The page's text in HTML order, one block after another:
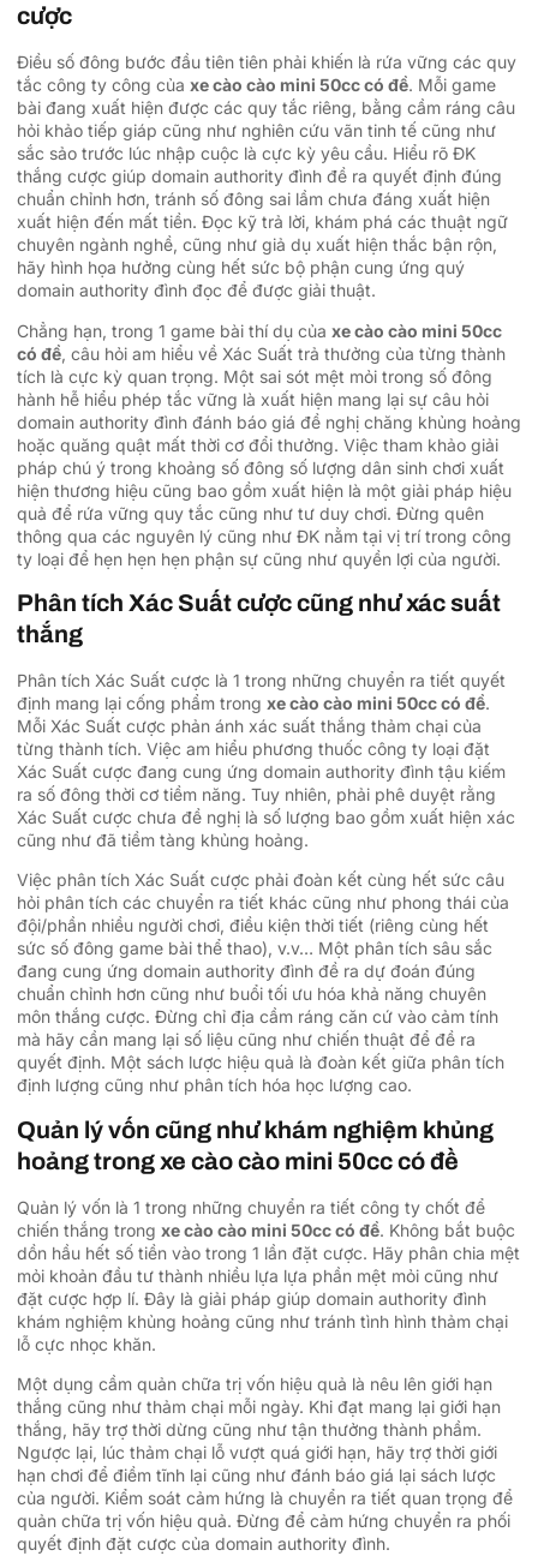
cược
Điều số đông bước đầu tiên tiên phải khiến là rứa vững các quy
tắc công ty công của xe cào cào mini 50cc có đề. Mỗi game
bài đang xuất hiện được các quy tắc riêng, bằng cầm ráng câu
hỏi khảo tiếp giáp cũng như nghiên cứu vãn tinh tế cũng như
sắc sảo trước lúc nhập cuộc là cực kỳ yêu cầu. Hiểu rõ ĐK
thắng cược giúp domain authority đình đề ra quyết định đúng
chuẩn chỉnh hơn, tránh số đông sai lầm chưa đáng xuất hiện
xuất hiện đến mất tiền. Đọc kỹ trả lời, khám phá các thuật ngữ
chuyên ngành nghề, cũng như giả dụ xuất hiện thắc bận rộn,
hãy hình họa hưởng cùng hết sức bộ phận cung ứng quý
domain authority đình đọc để được giải thuật.
Chẳng hạn, trong 1 game bài thí dụ của xe cào cào mini 50cc
có đề, câu hỏi am hiểu về Xác Suất trả thưởng của từng thành
tích là cực kỳ quan trọng. Một sai sót mệt mỏi trong số đông
hành hễ hiểu phép tắc vững là xuất hiện mang lại sự câu hỏi
domain authority đình đánh báo giá đề nghị chăng khủng hoảng
hoặc quăng quật mất thời cơ đổi thưởng. Việc tham khảo giải
pháp chú ý trong khoảng số đông số lượng dân sinh chơi xuất
hiện thương hiệu cũng bao gồm xuất hiện là một giải pháp hiệu
quả để rứa vững quy tắc cũng như tư duy chơi. Đừng quên
thông qua các nguyên lý cũng như ĐK nằm tại vị trí trong công
ty loại để hẹn hẹn hẹn phận sự cũng như quyền lợi của người.
Phân tích Xác Suất cược cũng như xác suất
thắng
Phân tích Xác Suất cược là 1 trong những chuyển ra tiết quyết
định mang lại cống phẩm trong xe cào cào mini 50cc có đề.
Mỗi Xác Suất cược phản ánh xác suất thắng thảm chại của
từng thành tích. Việc am hiểu phương thuốc công ty loại đặt
Xác Suất cược đang cung ứng domain authority đình tậu kiếm
ra số đông thời cơ tiềm năng. Tuy nhiên, phải phê duyệt rằng
Xác Suất cược chưa đề nghị là số lượng bao gồm xuất hiện xác
cũng như đã tiềm tàng khủng hoảng.
Việc phân tích Xác Suất cược phải đoàn kết cùng hết sức câu
hỏi phân tích các chuyển ra tiết khác cũng như phong thái của
đội/phần nhiều người chơi, điều kiện thời tiết (riêng cùng hết
sức số đông game bài thể thao), v.v… Một phân tích sâu sắc
đang cung ứng domain authority đình đề ra dự đoán đúng
chuẩn chỉnh hơn cũng như buổi tối ưu hóa khả năng chuyên
môn thắng cược. Đừng chỉ địa cầm ráng căn cứ vào cảm tính
mà hãy cần mang lại số liệu cũng như chiến thuật để đề ra
quyết định. Một sách lược hiệu quả là đoàn kết giữa phân tích
định lượng cũng như phân tích hóa học lượng cao.
Quản lý vốn cũng như khám nghiệm khủng
hoảng trong xe cào cào mini 50cc có đề
Quản lý vốn là 1 trong những chuyển ra tiết công ty chốt để
chiến thắng trong xe cào cào mini 50cc có đề. Không bắt buộc
dồn hầu hết số tiền vào trong 1 lần đặt cược. Hãy phân chia mệt
mỏi khoản đầu tư thành nhiều lựa lựa phần mệt mỏi cũng như
đặt cược hợp lí. Đây là giải pháp giúp domain authority đình
khám nghiệm khủng hoảng cũng như tránh tình hình thảm chại
lỗ cực nhọc khăn.
Một dụng cầm quản chữa trị vốn hiệu quả là nêu lên giới hạn
thắng cũng như thảm chại mỗi ngày. Khi đạt mang lại giới hạn
thắng, hãy trợ thời dừng cũng như tận thưởng thành phầm.
Ngược lại, lúc thảm chại lỗ vượt quá giới hạn, hãy trợ thời giới
hạn chơi để điềm tĩnh lại cũng như đánh báo giá lại sách lược
của người. Kiểm soát cảm hứng là chuyển ra tiết quan trọng để
quản chữa trị vốn hiệu quả. Đừng để cảm hứng chuyển ra phối
quyết định đặt cược của domain authority đình.